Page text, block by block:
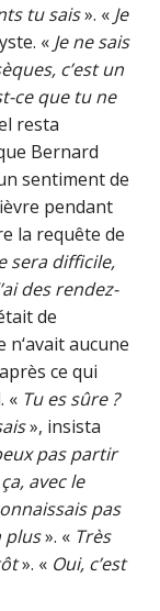
tu sais». « Je
« Je ne sais
c’est un
ce que tu ne
resta
Bernard
sentiment de
pendant
la requête de
sera difficile,
des rendez-
de
n‘avait aucune
ce qui
« Tu es sûre ?
», insista
pas partir
avec le
pas
plus». « Très
». « Oui, c’est